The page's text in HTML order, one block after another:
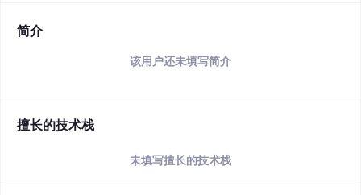
简介
该用户还未填写简介
擅长的技术栈
未填写擅长的技术栈